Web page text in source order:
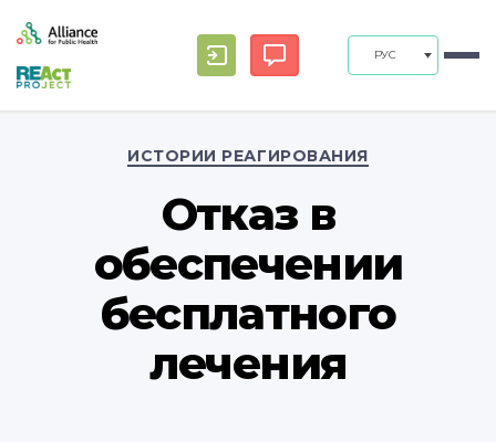
РУС
ИСТОРИИ РЕАГИРОВАНИЯ
Отказ в
обеспечении
бесплатного
лечения